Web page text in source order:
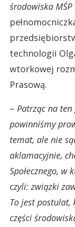
środowiska MŚP
technologii
wtorkowej
Prasową.
– Patrząc na
powinniśmy
temat, ale nie
aklamacyjnie,
Społecznego, w
czyli: związki
To jest
części